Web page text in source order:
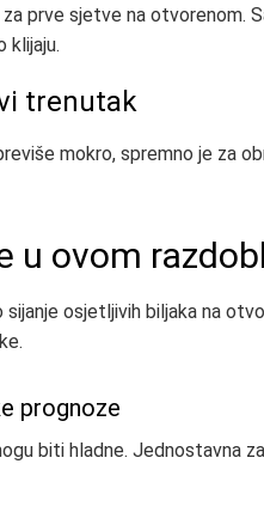
prve sjetve na otvorenom.
klijaju.
trenutak
mokro, spremno je za
u ovom
osjetljivih biljaka na
prognoze
biti hladne. Jednostavna